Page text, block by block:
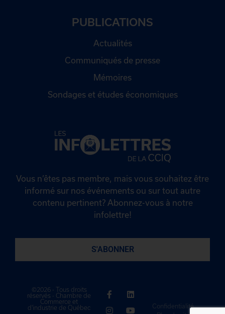
PUBLICATIONS
Actualités
Communiqués de presse
Mémoires
Sondages et études économiques
Vous n’êtes pas membre, mais vous souhaitez être
informé sur nos événements ou sur tout autre
contenu pertinent? Abonnez-vous à notre
infolettre!
S'ABONNER
©2026 - Tous droits
réservés - Chambre de
Commerce et
d'industrie de Québec
Confidentialité